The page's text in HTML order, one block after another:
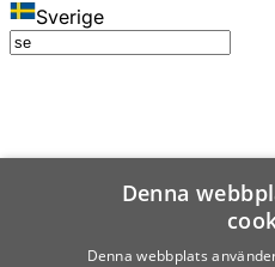
Sverige
Denna
Denna webbplats